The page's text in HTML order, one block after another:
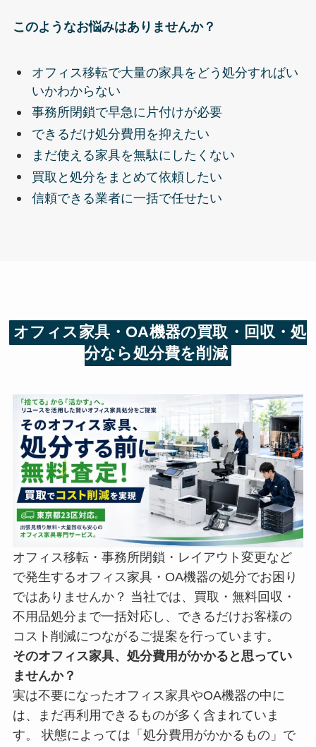
このようなお悩みはありませんか？
オフィス移転で大量の家具をどう処分すればい
いかわからない
事務所閉鎖で早急に片付けが必要
できるだけ処分費用を抑えたい
まだ使える家具を無駄にしたくない
買取と処分をまとめて依頼したい
信頼できる業者に一括で任せたい
オフィス家具・OA機器の買取・回収・処
分なら処分費を削減
オフィス移転・事務所閉鎖・レイアウト変更など
で発生するオフィス家具・OA機器の処分でお困り
ではありませんか？ 当社では、買取・無料回収・
不用品処分まで一括対応し、できるだけお客様の
コスト削減につながるご提案を行っています。
そのオフィス家具、処分費用がかかると思ってい
ませんか？
実は不要になったオフィス家具やOA機器の中に
は、まだ再利用できるものが多く含まれていま
す。 状態によっては「処分費用がかかるもの」で